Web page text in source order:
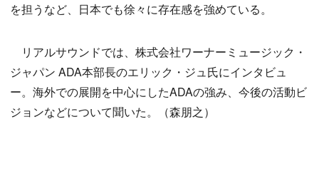
を担うなど、日本でも徐々に存在感を強めている。
リアルサウンドでは、株式会社ワーナーミュージック・
ジャパン ADA本部長のエリック・ジュ氏にインタビュ
ー。海外での展開を中心にしたADAの強み、今後の活動ビ
ジョンなどについて聞いた。（森朋之）